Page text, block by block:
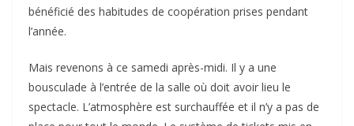
bénéficié des habitudes de coopération prises pendant
l’année.
Mais revenons à ce samedi après-midi. Il y a une
bousculade à l’entrée de la salle où doit avoir lieu le
spectacle. L’atmosphère est surchauffée et il n’y a pas de